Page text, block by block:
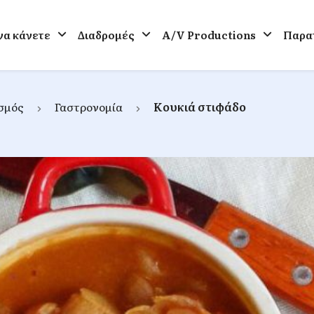
κάνετε Διαδρομές A/V Productions
Γαστρονομία Κουκιά στιφάδο